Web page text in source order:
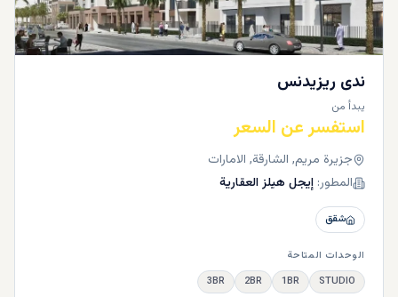
ندى ريزيدنس
يبدأ من
استفسر عن السعر
جزيرة مريم, الشارقة, الامارات
المطور: إيجل هيلز العقارية
شقق
الوحدات المتاحة
STUDIO
1BR
2BR
3BR